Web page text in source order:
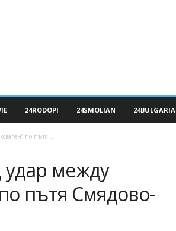
24RODOPI 24SMOLIAN 24BULGARIA
по пътя...
удар между
пътя Смядово-